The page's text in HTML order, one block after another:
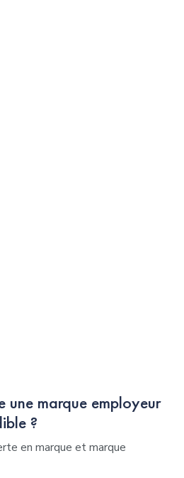
une marque employeur
?
en marque et marque